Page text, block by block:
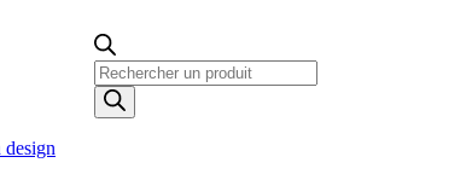
Recherche
de
produits